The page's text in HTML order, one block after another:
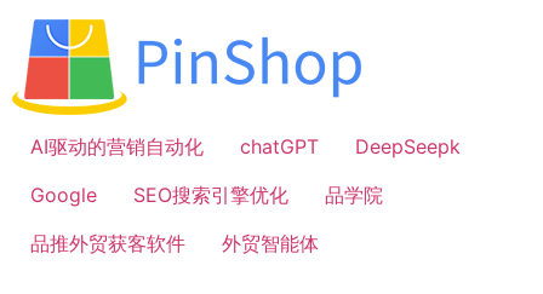
容
AI驱动的营销自动化
chatGPT
DeepSeepk
Google
SEO搜索引擎优化
品学院
品推外贸获客软件
外贸智能体